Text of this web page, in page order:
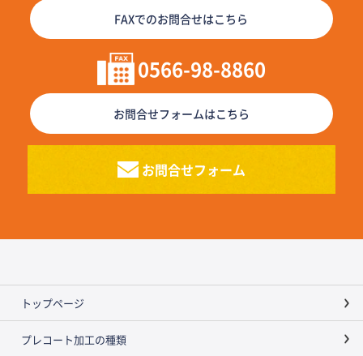
FAXでのお問合せはこちら
0566-98-8860
お問合せフォームはこちら
お問合せフォーム
トップページ
プレコート加工の種類